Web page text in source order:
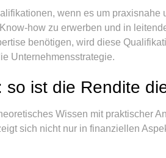
wenn es um
how zu erwerben und in
benötigen, wird diese
Unternehmensstrategie.
ist die Rendite
Wissen mit praktischer
sich nicht nur in finanziellen